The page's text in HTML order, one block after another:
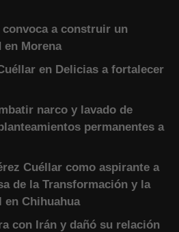
a construir un
en Morena
en Delicias a fortalecer
narco y lavado de
permanentes a
Cuéllar como aspirante a
de la Transformación y la
en Chihuahua
con Irán y dañó su relación